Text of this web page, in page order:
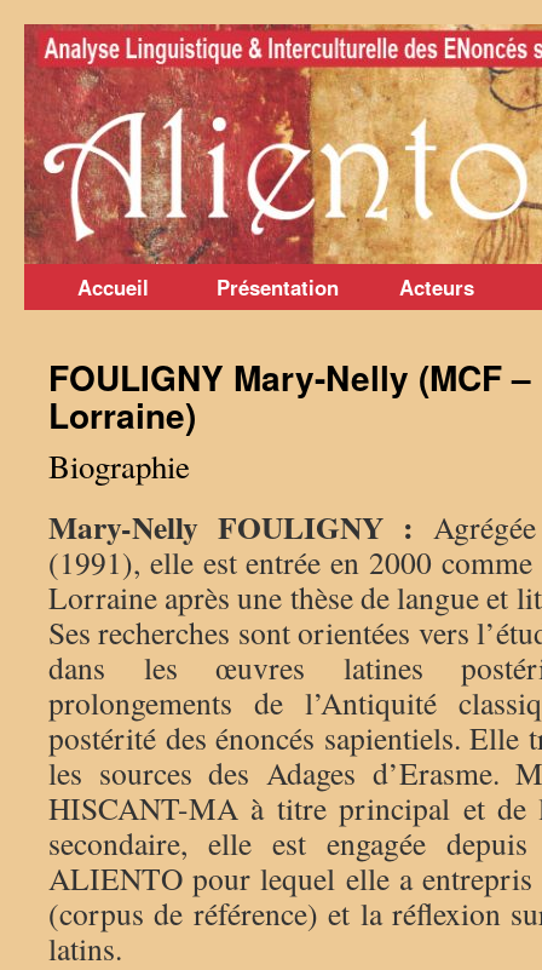
Aller
au
contenu
Accueil Présentation Acteurs
FOULIGNY Mary-Nelly (MCF
Lorraine)
Biographie
Mary-Nelly FOULIGNY :
(1991), elle est entrée en 2000
Lorraine après une thèse de langue et
Ses recherches sont orientées vers
dans les œuvres latines
prolongements de l’Antiquité
postérité des énoncés sapientiels. Elle
les sources des Adages d’Erasme.
HISCANT-MA à titre principal et
secondaire, elle est engagée
ALIENTO pour lequel elle a entrepris
(corpus de référence) et la réflexion
latins.